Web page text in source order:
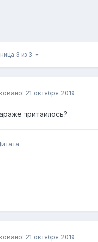
3 из 3
21 октября 2019
притаилось?
21 октября 2019